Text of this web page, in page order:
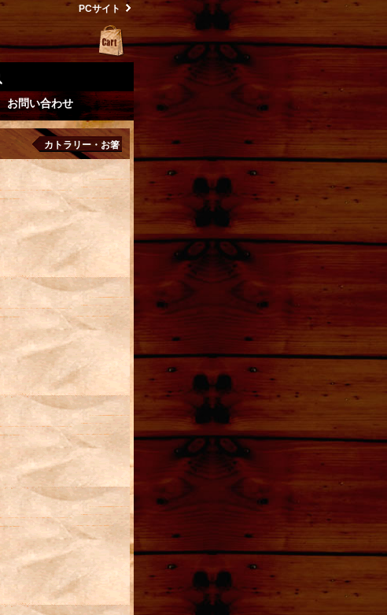
PCサイト
お問い合わせ
カトラリー・お箸